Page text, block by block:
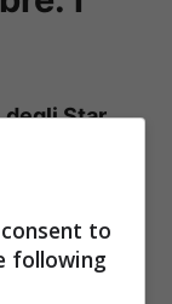
degli Star
fino al
tv,
saranno
to
following